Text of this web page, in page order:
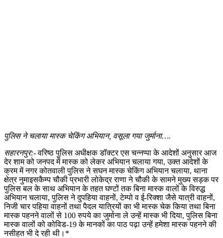
पुलिस ने चलाया मास्क चेकिंग अभियान, वसूला गया जुर्माना….
सहारनपुर:-वरिष्ठ पुलिस अधीक्षक डॉक्टर एस चन्नप्पा के आदेशों अनुसार आज
देर शाम को जनपद में मास्क को लेकर अभियान चलाया गया, उक्त आदेशों के
क्रम में नगर कोतवाली पुलिस ने सघन मास्क चेकिंग अभियान चलाया, थाना
क्षेत्र नुमाइसकैम्प चौकी प्रभारी लोकेद्र राणा ने चौकी के सामने मुख्य सड़क पर
पुलिस बल के साथ अभियान के तहत घण्टों तक बिना मास्क वालों के विरुद्ध
अभियान चलाया, पुलिस ने दुपहिया वाहनों, टेम्पो व ई-रिक्शा जैसे यात्री वाहनों,
निजी चार पहिया वाहनों तथा पैदल यात्रियों का भी मास्क चेक किया तथा बिना
मास्क पहनने वालों से 100 रुपये का जुर्माना ले उन्हें मास्क भी दिया, पुलिस बिना
मास्क वालों को कोविड-19 के मानकों का पाठ पढ़ा उन्हें हमेशा मास्क पहनने की
नसीहत भी दे रही थी।*